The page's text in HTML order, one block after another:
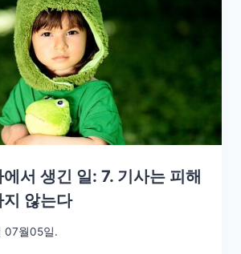
서 생긴 일: 7. 기사는 피해
않는다
07월05일.